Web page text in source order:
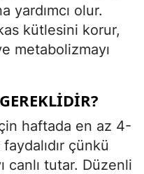
yardımcı olur.
kütlesini korur,
metabolizmayı
haftada en az 4-
çünkü
canlı tutar. Düzenli